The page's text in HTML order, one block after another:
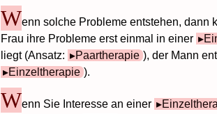
Wenn solche Probleme entstehen, dann
Frau ihre Probleme erst einmal in einer
liegt (Ansatz:
Paartherapie ), der Mann
Einzeltherapie ).
Wenn Sie Interesse an einer